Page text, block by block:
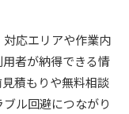
応エリアや作業内
者が納得できる情
積もりや無料相談
ル回避につながり